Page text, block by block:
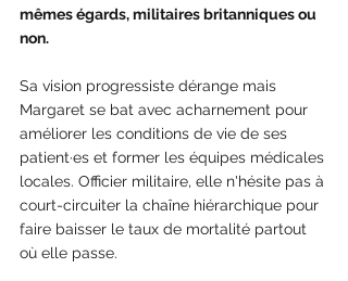
mêmes égards, militaires britanniques ou
non.
Sa vision progressiste dérange mais
Margaret se bat avec acharnement pour
améliorer les conditions de vie de ses
patient·es et former les équipes médicales
locales. Officier militaire, elle n'hésite pas à
court-circuiter la chaîne hiérarchique pour
faire baisser le taux de mortalité partout
où elle passe.